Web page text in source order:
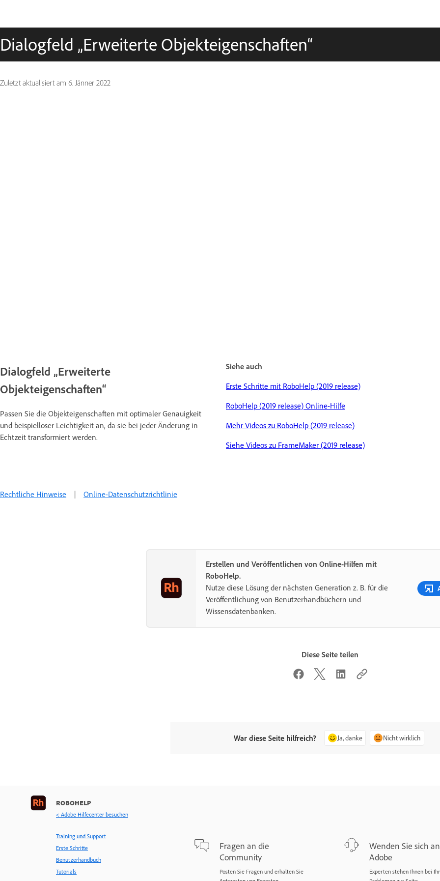
Dialogfeld „Erweiterte Objekteigenschaften“
Zuletzt aktualisiert am 6. Jänner 2022
Dialogfeld „Erweiterte
Objekteigenschaften“
Passen Sie die Objekteigenschaften mit optimaler Genauigkeit
und beispielloser Leichtigkeit an, da sie bei jeder Änderung in
Echtzeit transformiert werden.
Siehe auch
Erste Schritte mit RoboHelp (2019 release)
RoboHelp (2019 release) Online-Hilfe
Mehr Videos zu RoboHelp (2019 release)
Siehe Videos zu FrameMaker (2019 release)
Rechtliche Hinweise | Online-Datenschutzrichtlinie
Erstellen und Veröffentlichen von Online-Hilfen mit
RoboHelp.
Nutze diese Lösung der nächsten Generation z. B. für die
Veröffentlichung von Benutzerhandbüchern und
Wissensdatenbanken.
Diese Seite teilen
War diese Seite hilfreich? Ja, danke Nicht wirklich
ROBOHELP
< Adobe Hilfecenter besuchen
Training und Support
Erste Schritte
Benutzerhandbuch
Tutorials
Fragen an die
Community
Posten Sie Fragen und erhalten Sie
Wenden Sie sich an
Adobe
Experten stehen Ihnen bei